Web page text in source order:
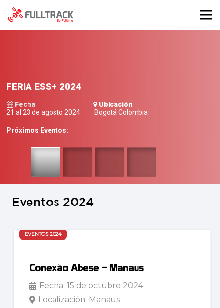
FERIA ESS+ 2024
Próximos Eventos:
Fecha
Ubicación
21 al 23 de agosto 2024
Bogotá Colombia
Eventos 2024
EVENTOS 2024
Conexão Abese – Manaus
Fecha: 15 de octubre 2024
Localización: Manaus